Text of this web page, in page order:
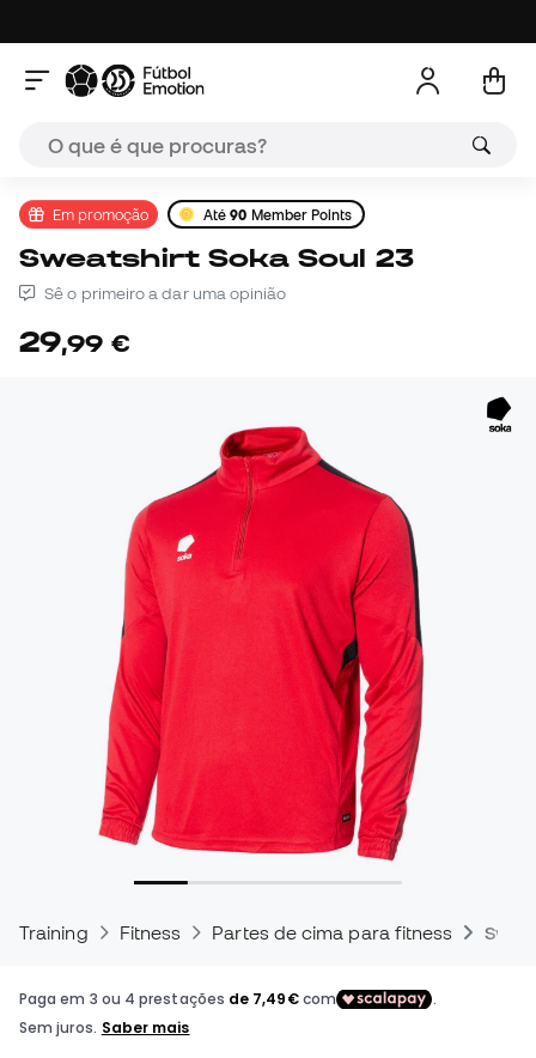
Em promoção Até90 Member Points
Sweatshirt Soka Soul 23
Sê o primeiro a dar uma opinião
29,99 €
Training Fitness Partes de cima para fitness